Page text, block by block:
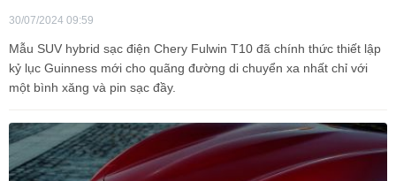
30/07/2024 09:59
Mẫu SUV hybrid sạc điện Chery Fulwin T10 đã chính thức thiết lập
kỷ lục Guinness mới cho quãng đường di chuyển xa nhất chỉ với
một bình xăng và pin sạc đầy.